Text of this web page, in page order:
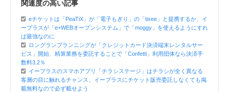
関連度の高い記事
eチケットは「PeaTiX」が「電子もぎり」の「tixee」と提携するか、イ
ープラスが「e+WEBオープンシステム」で「moggy」を使えるようにすれ
ば最強なのに
ロングランプランニングが「クレジットカード決済端末レンタルサー
ビス」開始、精算業務を委託することで「Confetti」利用団体なら決済手
数料3.2％
イープラスのスマホアプリ「チラシステージ」はチラシが全く異なる
客層の目に触れるチャンス、イープラスにチケット販売委託しなくても掲
載無料なので必ず載せよう